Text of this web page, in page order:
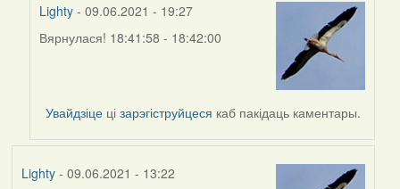
Lighty - 09.06.2021 - 19:27
In
Harrier
Вярнулася! 18:41:58 - 18:42:00
Увайдзіце цізарэгіструйцеся каб пакідаць каментары.
Lighty- 09.06.2021 - 13:22